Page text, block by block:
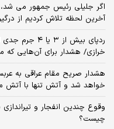
اگر جلیلی رئیس جمهور می
آخرین لحظه تلاش کردیم از
ردپای بیش از
خرازی/ هشدار برای آن‌هایی که می‌خواهند به ۲۵۰
هشدار صریح مقام عراقی به
خواهد شد و آتش تنها با آتش
وقوع چندین انفجار و
چیست؟